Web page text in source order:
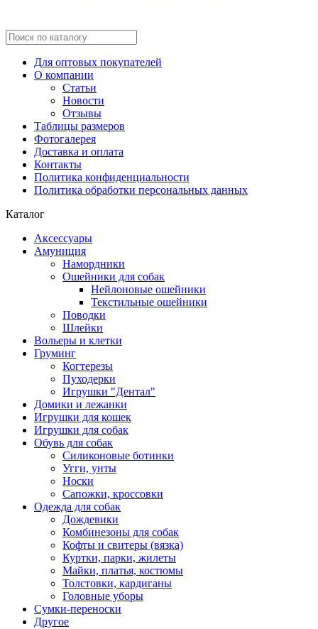
Для оптовых покупателей
О компании
Статьи
Новости
Отзывы
Таблицы размеров
Фотогалерея
Доставка и оплата
Контакты
Политика конфиденциальности
Политика обработки персональных данных
Каталог
Аксессуары
Амуниция
Намордники
Ошейники для собак
Нейлоновые ошейники
Текстильные ошейники
Поводки
Шлейки
Вольеры и клетки
Груминг
Когтерезы
Пуходерки
Игрушки "Дентал"
Домики и лежанки
Игрушки для кошек
Игрушки для собак
Обувь для собак
Силиконовые ботинки
Угги, унты
Носки
Сапожки, кроссовки
Одежда для собак
Дождевики
Комбинезоны для собак
Кофты и свитеры (вязка)
Куртки, парки, жилеты
Майки, платья, костюмы
Толстовки, кардиганы
Головные уборы
Сумки-переноски
Другое